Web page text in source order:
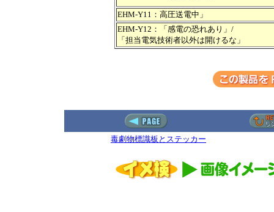
EHM-Y11：高圧送電中」
EHM-Y12：「感電の恐れあり」/
「担当電気技術者以外は開けるな」
毒劇物標識板とステッカー